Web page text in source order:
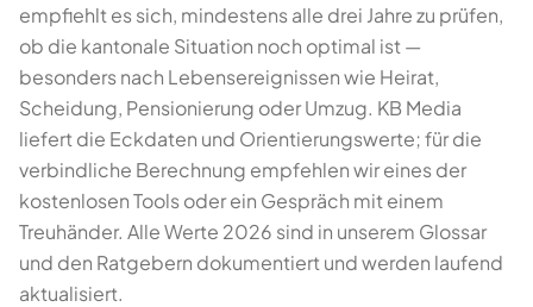
empfiehlt es sich, mindestens alle drei Jahre zu prüfen,
ob die kantonale Situation noch optimal ist —
besonders nach Lebensereignissen wie Heirat,
Scheidung, Pensionierung oder Umzug. KB Media
liefert die Eckdaten und Orientierungswerte; für die
verbindliche Berechnung empfehlen wir eines der
kostenlosen Tools oder ein Gespräch mit einem
Treuhänder. Alle Werte 2026 sind in unserem Glossar
und den Ratgebern dokumentiert und werden laufend
aktualisiert.